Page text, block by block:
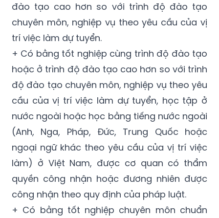
đào tạo cao hơn so với trình độ đào tạo
chuyên môn, nghiệp vụ theo yêu cầu của vị
trí việc làm dự tuyển.
+ Có bằng tốt nghiệp cùng trình độ đào tạo
hoặc ở trình độ đào tạo cao hơn so với trình
độ đào tạo chuyên môn, nghiệp vụ theo yêu
cầu của vị trí việc làm dự tuyển, học tập ở
nước ngoài hoặc học bằng tiếng nước ngoài
(Anh, Nga, Pháp, Đức, Trung Quốc hoặc
ngoại ngữ khác theo yêu cầu của vị trí việc
làm) ở Việt Nam, được cơ quan có thẩm
quyền công nhận hoặc đương nhiên được
công nhận theo quy định của pháp luật.
+ Có bằng tốt nghiệp chuyên môn chuẩn